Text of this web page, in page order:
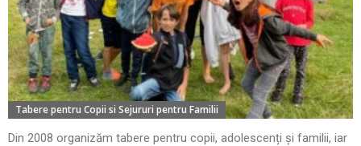
Tabere pentru Copii si Sejururi pentru Familii
Din 2008 organizăm tabere pentru copii, adolescenți și familii, iar